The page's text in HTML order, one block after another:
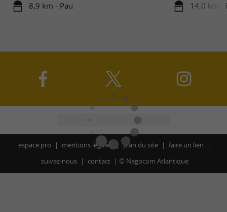
8,9 km - Pau 14,0 km -
espace pro mentions légales plan du site
faire un lien
suivez-nous
contact © Negocom Atlantique